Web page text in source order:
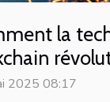
la
2025 08:17